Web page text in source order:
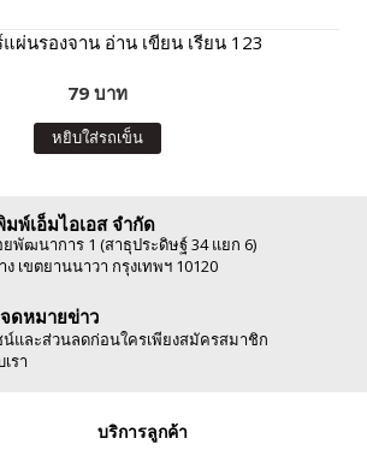
ผ่นรองจาน อ่าน เขียน เรียน 123
79 บาท
หยิบใส่รถเข็น
พ์เอ็มไอเอส จำกัด
พัฒนาการ 1 (สาธุประดิษฐ์ 34 แยก 6)
เขตยานนาวา กรุงเทพฯ 10120
ดหมายข่าว
และส่วนลดก่อนใครเพียงสมัครสมาชิก
รา
บริการลูกค้า